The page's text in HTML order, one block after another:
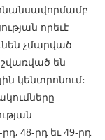
որեւէ
չմարված
են
կենտրոնում։
48-րդ եւ 49-րդ